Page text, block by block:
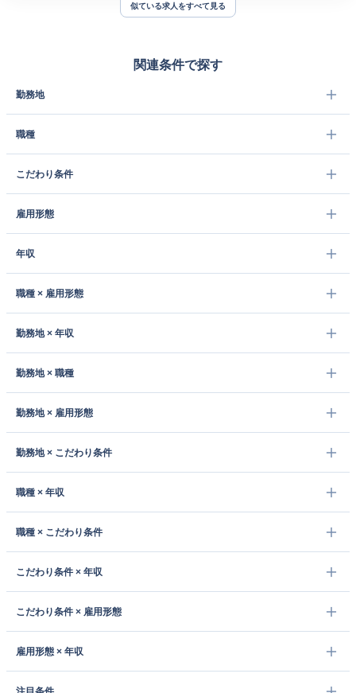
似ている求人をすべて見る
関連条件で探す
勤務地
職種
こだわり条件
雇用形態
年収
職種 × 雇用形態
勤務地 × 年収
勤務地 × 職種
勤務地 × 雇用形態
勤務地 × こだわり条件
職種 × 年収
職種 × こだわり条件
こだわり条件 × 年収
こだわり条件 × 雇用形態
雇用形態 × 年収